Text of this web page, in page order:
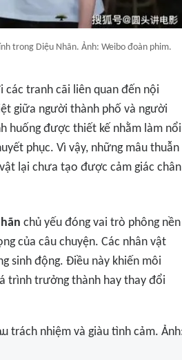
trong Diệu Nhãn. Ảnh: Weibo đoàn phim.
các tranh cãi liên quan đến nội
giữa người thành phố và người
huống được thiết kế nhằm làm nổi
phục. Vì vậy, những mâu thuẫn
lại chưa tạo được cảm giác chân
chủ yếu đóng vai trò phông nền
của câu chuyện. Các nhân vật
sinh động. Điều này khiến môi
trình trưởng thành hay thay đổi